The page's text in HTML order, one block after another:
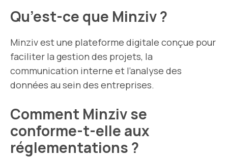
Qu’est-ce que Minziv ?
Minziv est une plateforme digitale conçue pour
faciliter la gestion des projets, la
communication interne et l’analyse des
données au sein des entreprises.
Comment Minziv se
conforme-t-elle aux
réglementations ?